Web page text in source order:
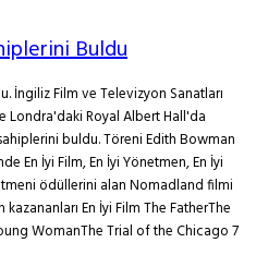
Buldu
İngiliz Film ve Televizyon Sanatları
Londra'daki Royal Albert Hall'da
buldu. Töreni Edith Bowman
En İyi Film, En İyi Yönetmen, En İyi
ödüllerini alan Nomadland filmi
En İyi Film The FatherThe
WomanThe Trial of the Chicago 7